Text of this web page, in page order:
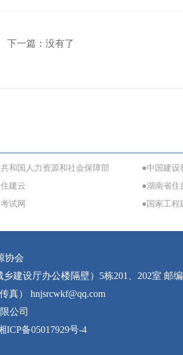
下一篇： 没有了
和国人力资源和社会保障部
●中国建设
建云
●湖南省住
试网 ●国家工程
协会
建设厅办公楼隔壁）5栋201、202室 邮编
真） hnjsrcwkf@qq.com
公司
ICP备05017929号-4